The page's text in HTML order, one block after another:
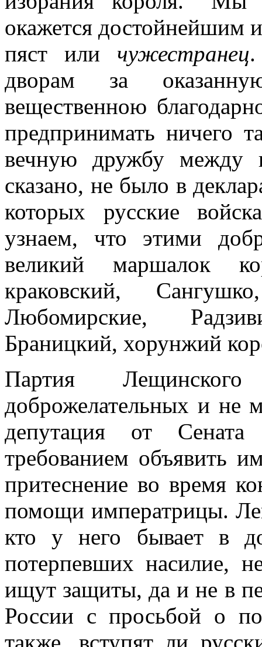
окажется достойнейшим
пяст или чужестранец
дворам за
вещественною
предпринимать ничего
вечную дружбу между
сказано, не было в
которых русские
узнаем, что этими
великий маршалок
краковский,
Любомирские,
Браницкий, хорунжий
Партия
доброжелательных и не
депутация от
требованием объявить
притеснение во время
помощи императрицы.
кто у него бывает в
потерпевших насилие,
ищут защиты, да и не в
России с просьбой о